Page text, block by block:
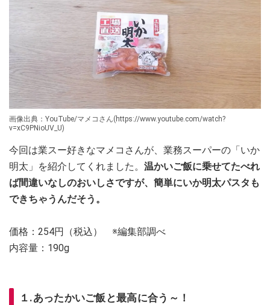
画像出典：YouTube/マメコさん(https://www.youtube.com/watch?
v=xC9PNioUV_U)
今回は業スー好きなマメコさんが、業務スーパーの「いか
明太」を紹介してくれました。 温かいご飯に乗せてたべれ
ば間違いなしのおいしさですが、簡単にいか明太パスタも
できちゃうんだそう。
価格：254円（税込） ※編集部調べ
内容量：190g
１.あったかいご飯と最高に合う～！